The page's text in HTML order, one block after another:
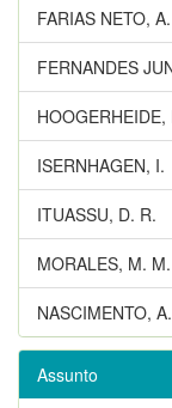
FARIAS NETO,
FERNANDES
HOOGERHEIDE,
ISERNHAGEN, I.
ITUASSU, D. R.
MORALES, M. M.
NASCIMENTO,
Assunto